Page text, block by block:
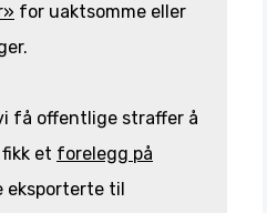
for uaktsomme eller
få offentlige straffer å
et forelegg på
eksporterte til